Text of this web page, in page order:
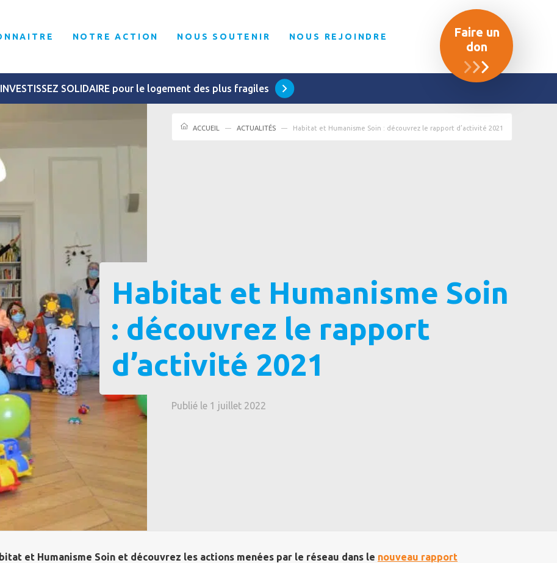
NOTRE ACTION NOUS SOUTENIR NOUS REJOINDRE
Faire un
don
INVESTISSEZ SOLIDAIRE pour le logement des plus fragiles
ACCUEIL ACTUALITÉS Habitat et Humanisme Soin : découvrez le rapport d’activité 2021
Habitat et Humanisme Soin
: découvrez le rapport
d’activité 2021
Publié le 1 juillet 2022
et Humanisme Soin et découvrez les actions menées par le réseau dans le nouveau rapport